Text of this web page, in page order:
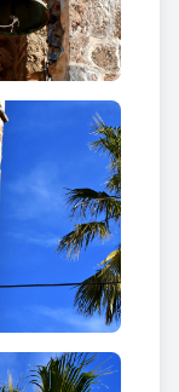
de
relíquia de
una tela
Magd
. La
com S.
.